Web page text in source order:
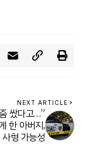
NEXT ARTICLE
쌌다고…”
한 아버지,
사형 가능성